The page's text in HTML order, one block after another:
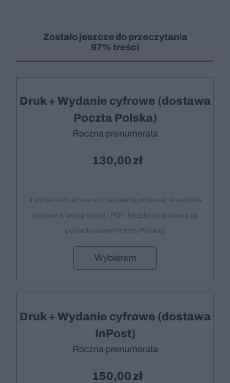
Zostało jeszcze do przeczytania
97% treści
Druk + Wydanie cyfrowe (dostawa
Poczta Polska)
Roczna prenumerata
130,00
4 wydania drukowane z bezpłatną dostawą, 4 wydania
cyfrowe w wersji online i PDF, bezpłatna dostawa za
pośrednictwem Poczty Polskiej
Wybieram
Druk + Wydanie cyfrowe (dostawa
InPost)
Roczna prenumerata
150,00